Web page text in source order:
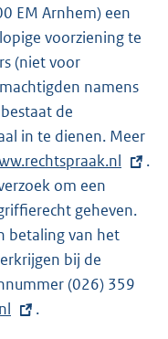
EM Arnhem) een
voorziening te
(niet voor
namens
de
in te dienen. Meer
.
om een
geheven.
betaling van het
bij de
(026) 359
.